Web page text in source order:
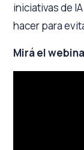
iniciativas de
hacer para
Mirá el